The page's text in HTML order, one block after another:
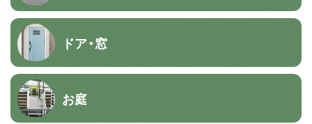
ドア・窓
お庭